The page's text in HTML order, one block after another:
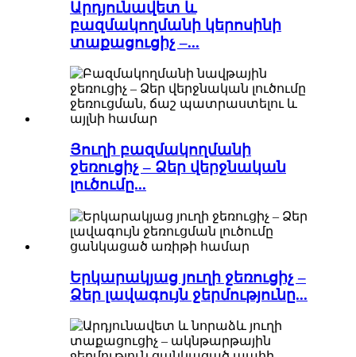
Արդյունավետ և
բազմակողմանի կերոսինի
տաքացուցիչ –...
Յուղի բազմակողմանի
ջեռուցիչ – Ձեր վերջնական
լուծումը...
Երկարակյաց յուղի ջեռուցիչ –
Ձեր լավագույն ջերմությունը...